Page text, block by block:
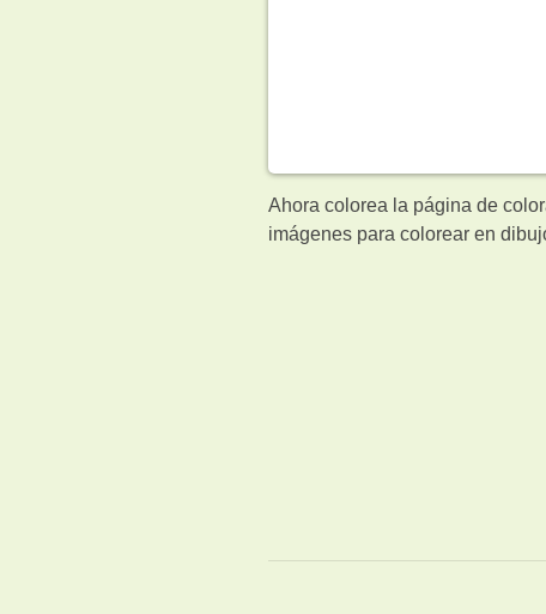
Ahora colorea la página de
imágenes para colorear en